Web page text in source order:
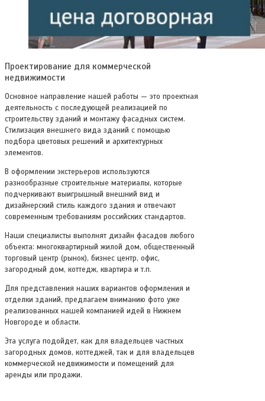
Проектирование для коммерческой
недвижимости
Основное направление нашей работы — это проектная
деятельность с последующей реализацией по
строительству зданий и монтажу фасадных систем.
Стилизация внешнего вида зданий с помощью
подбора цветовых решений и архитектурных
элементов.
В оформлении экстерьеров используются
разнообразные строительные материалы, которые
подчеркивают выигрышный внешний вид и
дизайнерский стиль каждого здания и отвечают
современным требованиям российских стандартов.
Наши специалисты выполнят дизайн фасадов любого
объекта: многоквартирный жилой дом, общественный
торговый центр (рынок), бизнес центр, офис,
загородный дом, коттедж, квартира и т.п.
Для представления наших вариантов оформления и
отделки зданий, предлагаем вниманию фото уже
реализованных нашей компанией идей в Нижнем
Новгороде и области.
Эта услуга подойдет, как для владельцев частных
загородных домов, коттеджей, так и для владельцев
коммерческой недвижимости и помещений для
аренды или продажи.